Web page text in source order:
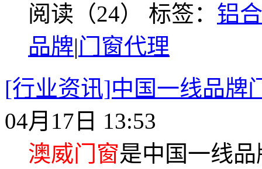
阅读（24） 标签： 铝
品牌|门窗代理
[行业资讯]中国一线品牌
04月17日 13:53
澳威门窗是中国一线